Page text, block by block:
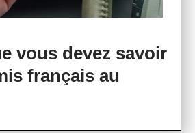
vous devez savoir
français au